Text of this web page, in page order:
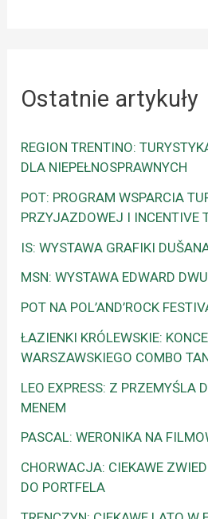
Ostatnie artykuły
REGION TRENTINO:
DLA NIEPEŁNOSPRAWNYCH
POT: PROGRAM WSPARCIA
PRZYJAZDOWEJ I INCENTIVE
IS: WYSTAWA GRAFIKI
MSN: WYSTAWA EDWARD
POT NA POL’AND’ROCK
ŁAZIENKI KRÓLEWSKIE:
WARSZAWSKIEGO COMBO
LEO EXPRESS: Z PRZEMYŚLA
MENEM
PASCAL: WERONIKA NA
CHORWACJA: CIEKAWE
DO PORTFELA